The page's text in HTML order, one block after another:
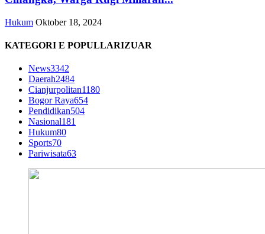
Hukum Oktober 18, 2024
KATEGORI E POPULLARIZUAR
News3342
Daerah2484
Cianjurpolitan1180
Bogor Raya654
Pendidikan504
Nasional181
Hukum80
Sports70
Pariwisata63